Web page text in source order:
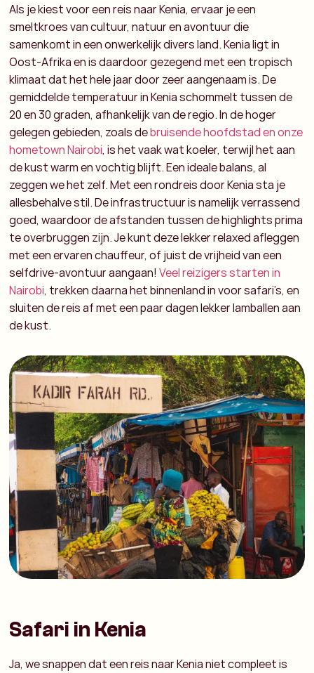
Als je kiest voor eenreis naar Kenia, ervaar je een
smeltkroes van cultuur, natuur en avontuur die
samenkomt in een onwerkelijk divers land. Kenia ligt in
Oost-Afrika en is daardoor gezegend met een tropisch
klimaat dat het hele jaar door zeer aangenaam is. De
gemiddelde temperatuur in Keniaschommelt tussen de
20 en 30 graden, afhankelijk van de regio. In de hoger
gelegen gebieden, zoals debruisende hoofdstad en onze
hometown Nairobi, is het vaak wat koeler, terwijl het aan
de kust warm en vochtig blijft. Een ideale balans, al
zeggen we het zelf. Met eenrondreis door Keniasta je
allesbehalve stil. De infrastructuur is namelijk verrassend
goed, waardoor de afstanden tussen de highlights prima
te overbruggen zijn. Je kunt deze lekker relaxed afleggen
met een ervaren chauffeur, of juist de vrijheid van een
selfdrive-avontuur aangaan!Veel reizigers starten in
Nairobi, trekken daarna het binnenland in voor safari’s, en
sluiten de reis af met een paar dagen lekker lamballen aan
de kust.
Safari in Kenia
Ja, we snappen dat eenreis naar Kenianiet compleet is